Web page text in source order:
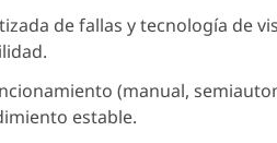
de fallas y tecnología de
(manual,
estable.